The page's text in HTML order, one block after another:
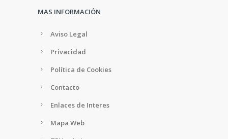
MAS INFORMACIÓN
Aviso Legal
Privacidad
Política de Cookies
Contacto
Enlaces de Interes
Mapa Web